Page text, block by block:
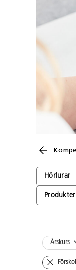
Hörlurar
Årskurs